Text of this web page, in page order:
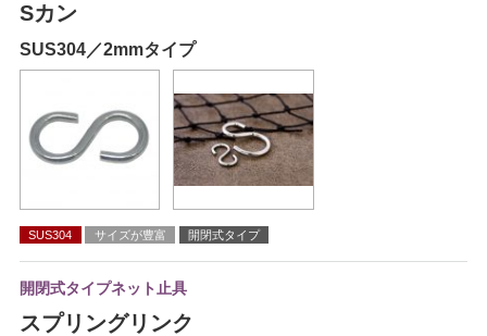
Sカン
SUS304／2mmタイプ
SUS304 サイズが豊富 開閉式タイプ
開閉式タイプネット止具
スプリングリンク